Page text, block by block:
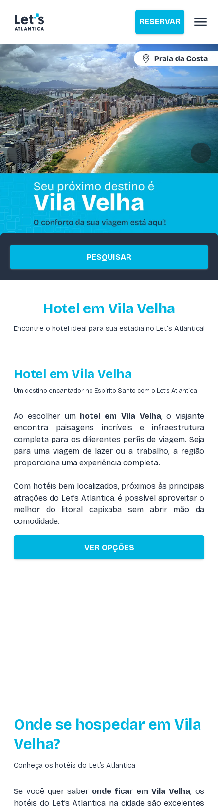
RESERVAR
PESQUISAR
Hotel em Vila Velha
Encontre o hotel ideal para sua estadia no Let's Atlantica!
Hotel em Vila Velha
Um destino encantador no Espírito Santo com o Let’s Atlantica
Ao escolher um hotel em Vila Velha, o viajante
encontra paisagens incríveis e infraestrutura
completa para os diferentes perfis de viagem. Seja
para uma viagem de lazer ou a trabalho, a região
proporciona uma experiência completa.
Com hotéis bem localizados, próximos às principais
atrações do Let’s Atlantica, é possível aproveitar o
melhor do litoral capixaba sem abrir mão da
comodidade.
VER OPÇÕES
Onde se hospedar em Vila
Velha?
Conheça os hotéis do Let’s Atlantica
Se você quer saber onde ficar em Vila Velha, os
hotéis do Let’s Atlantica na cidade são excelentes